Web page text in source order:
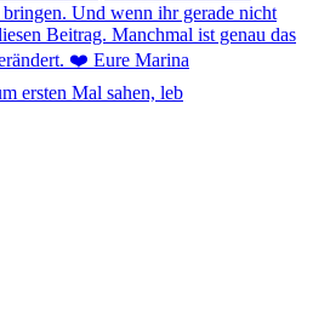
ersten Mal sahen, leb